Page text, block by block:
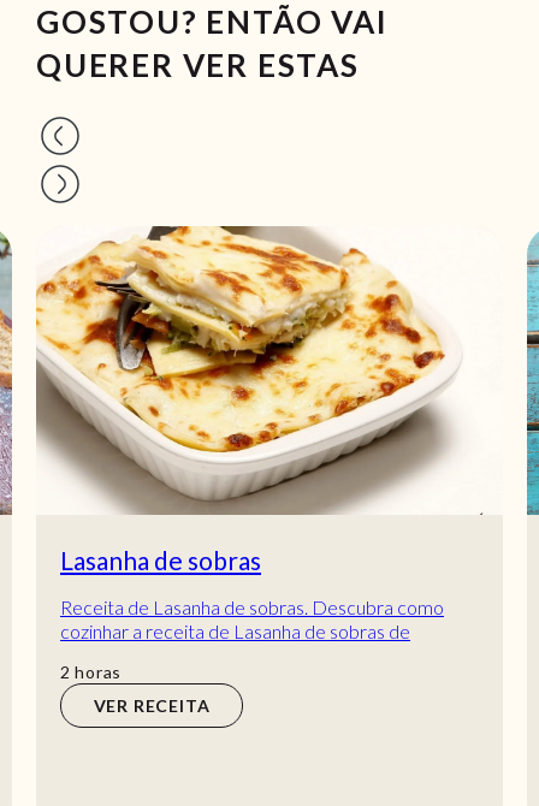
GOSTOU? ENTÃO VAI
QUERER VER ESTAS
Lasanha de sobras
Receita de Lasanha de sobras. Descubra como
cozinhar a receita de Lasanha de sobras de
2 horas
horas
VER RECEITA